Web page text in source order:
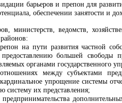
барьеров и препон для
обеспечении занятости и
министерств, ведомств,
на пути развития частной
большей свободы
органами государственного
между субъектами
упрощение системы
систему их представления;
предпринимательства